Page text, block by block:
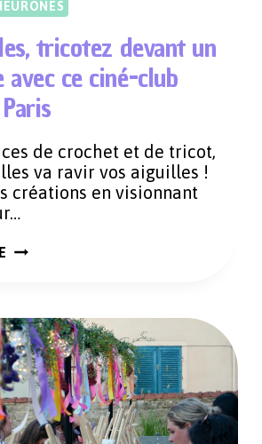
tricotez devant un
ce ciné-club
de crochet et de tricot,
va ravir vos aiguilles !
créations en visionnant
CINÉ-
FILM
CULTE
AVEC
CE
CINÉ-
CLUB
INSOLITE
À